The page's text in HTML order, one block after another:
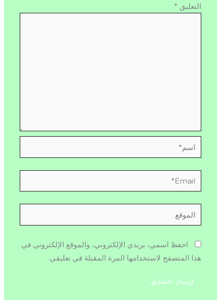
التعليق *
اسم*
Email*
الموقع
احفظ اسمي، بريدي الإلكتروني، والموقع الإلكتروني في
هذا المتصفح لاستخدامها المرة المقبلة في تعليقي.